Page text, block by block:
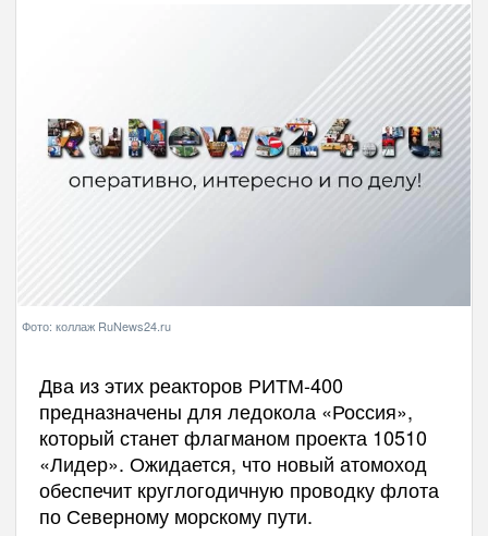
Фото: коллаж RuNews24.ru
Два из этих реакторов РИТМ-400
предназначены для ледокола «Россия»,
который станет флагманом проекта 10510
«Лидер». Ожидается, что новый атомоход
обеспечит круглогодичную проводку флота
по Северному морскому пути.